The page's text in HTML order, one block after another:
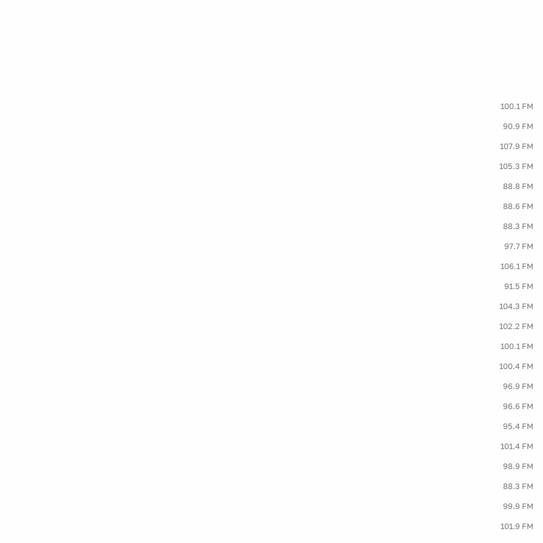
100.1 FM
90.9 FM
107.9 FM
105.3 FM
88.8 FM
88.6 FM
88.3 FM
97.7 FM
106.1 FM
91.5 FM
104.3 FM
102.2 FM
100.1 FM
100.4 FM
96.9 FM
96.6 FM
95.4 FM
101.4 FM
98.9 FM
88.3 FM
99.9 FM
101.9 FM